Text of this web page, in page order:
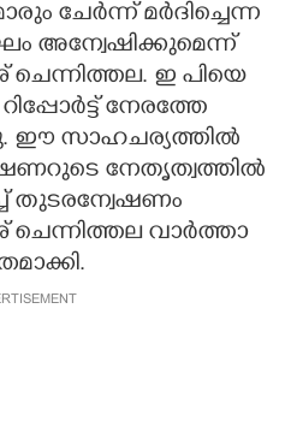
ചേർന്ന് മർദിച്ചെന്ന
അന്വേഷിക്കുമെന്ന്
ചെന്നിത്തല. ഇ പിയെ
നേരത്തേ
ഈ സാഹചര്യത്തിൽ
നേതൃത്വത്തിൽ
തുടരന്വേഷണം
വാർത്താ